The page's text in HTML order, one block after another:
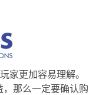
家更加容易理解。
那么一定要确认